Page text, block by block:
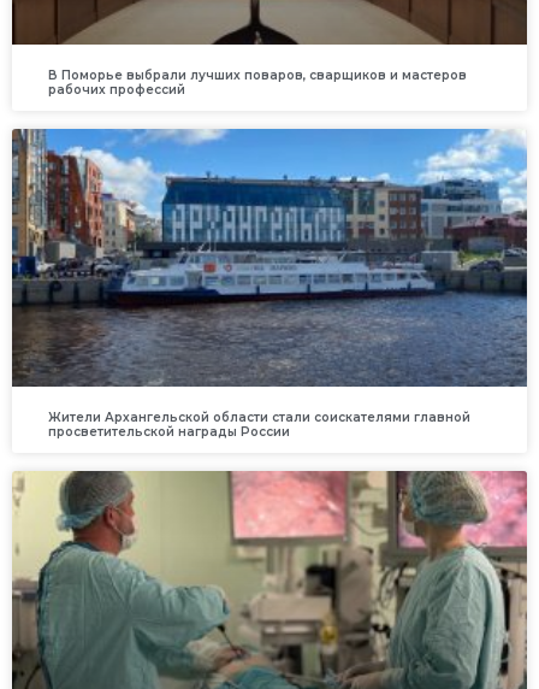
В Поморье выбрали лучших поваров, сварщиков и мастеров
рабочих профессий
Жители Архангельской области стали соискателями главной
просветительской награды России